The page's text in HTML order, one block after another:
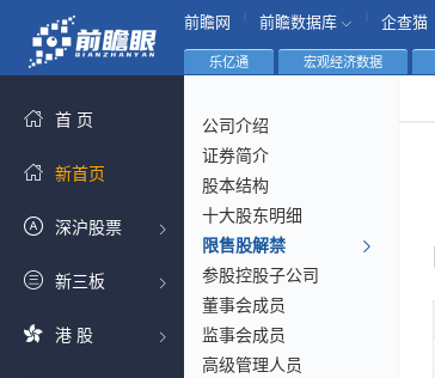
前瞻网 前瞻数据库 企查猫
首 页
新首页
深沪股票
新三板
港 股
乐亿通 宏观经济数据
公司介绍
证券简介
股本结构
十大股东明细
限售股解禁
参股控股子公司
董事会成员
监事会成员
高级管理人员